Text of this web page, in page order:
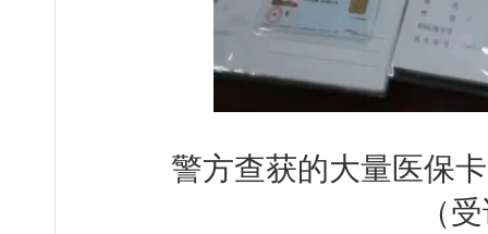
警方查获的大量医保
（